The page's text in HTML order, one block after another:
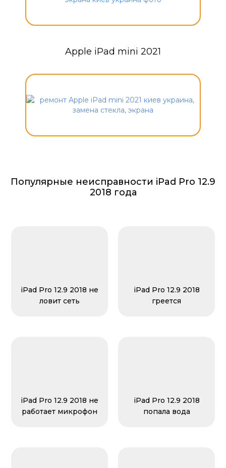
Apple iPad mini 2021
Популярные неисправности iPad Pro 12.9
2018 года
iPad Pro 12.9 2018 не
ловит сеть
iPad Pro 12.9 2018
греется
iPad Pro 12.9 2018 не
работает микрофон
iPad Pro 12.9 2018
попала вода